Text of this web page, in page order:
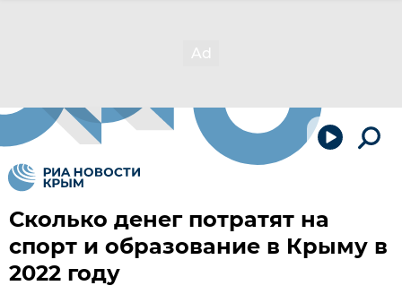
Сколько денег потратят на
спорт и образование в Крыму в
2022 году